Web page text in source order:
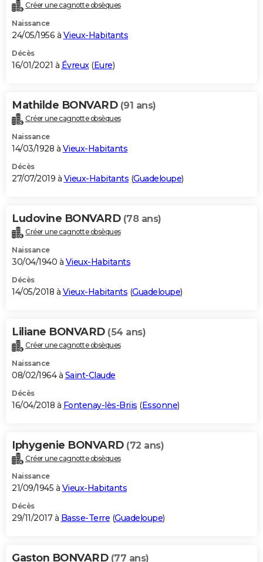
Créer une cagnotte obsèques
Naissance
24/05/1956 à Vieux-Habitants
Décès
16/01/2021 à Évreux(Eure)
Mathilde BONVARD (91 ans)
Créer une cagnotte obsèques
Naissance
14/03/1928 à Vieux-Habitants
Décès
27/07/2019 à Vieux-Habitants (Guadeloupe)
Ludovine BONVARD (78 ans)
Créer une cagnotte obsèques
Naissance
30/04/1940 à Vieux-Habitants
Décès
14/05/2018 à Vieux-Habitants (Guadeloupe)
Liliane BONVARD (54 ans)
Créer une cagnotte obsèques
Naissance
08/02/1964 à Saint-Claude
Décès
16/04/2018 à Fontenay-lès-Briis (Essonne)
Iphygenie BONVARD (72 ans)
Créer une cagnotte obsèques
Naissance
21/09/1945 à Vieux-Habitants
Décès
29/11/2017 à Basse-Terre (Guadeloupe)
Gaston BONVARD (77 ans)